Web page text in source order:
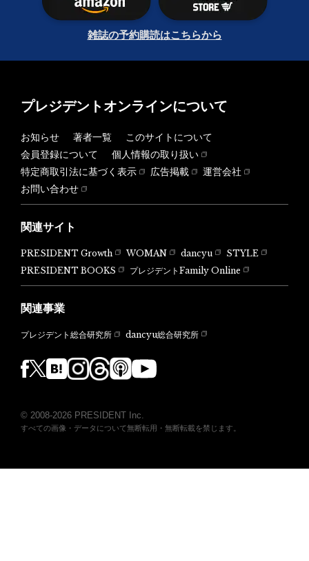
雑誌の予約購読はこちらから
プレジデントオンラインについて
お知らせ 著者一覧
このサイトについて
会員登録について
個人情報の取り扱い
特定商取引法に基づく表示
広告掲載
運営会社
お問い合わせ
関連サイト
PRESIDENT Growth WOMAN dancyu
STYLE
PRESIDENT BOOKS
プレジデントFamily Online
関連事業
プレジデント総合研究所 dancyu総合研究所
© 2008-2026 PRESIDENT Inc.
すべての画像・データについて無断転用・無断転載を禁じます。